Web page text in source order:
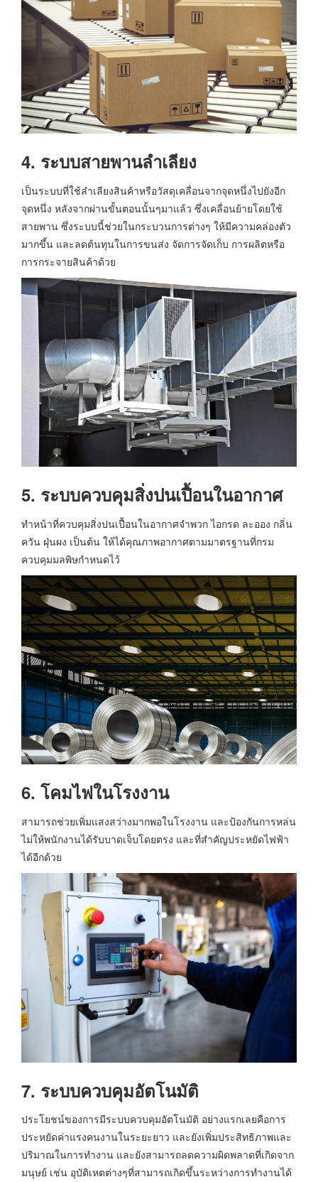
4. ระบบสายพานลำเลียง
เป็นระบบที่ใช้ลำเลียงสินค้าหรือวัสดุเคลื่อนจากจุดหนึ่งไปยังอีก
จุดหนึ่ง หลังจากผ่านขั้นตอนนั้นๆมาแล้ว ซึ่งเคลื่อนย้ายโดยใช้
สายพาน ซึ่งระบบนี้ช่วยในกระบวนการต่างๆ ให้มีความคล่องตัว
มากขึ้น และลดต้นทุนในการขนส่ง จัดการจัดเก็บ การผลิตหรือ
การกระจายสินค้าด้วย
5. ระบบควบคุมสิ่งปนเปื้อนในอากาศ
ทำหน้าที่ควบคุมสิ่งปนเปื้อนในอากาศจำพวก ไอกรด ละออง กลิ่น
ควัน ฝุ่นผง เป็นต้น ให้ได้คุณภาพอากาศตามมาตรฐานที่กรม
ควบคุมมลพิษกำหนดไว้
6. โคมไฟในโรงงาน
สามารถช่วยเพิ่มแสงสว่างมากพอในโรงงาน และป้องกันการหล่น
ไม่ให้พนักงานได้รับบาดเจ็บโดยตรง และที่สำคัญประหยัดไฟฟ้า
ได้อีกด้วย
7. ระบบควบคุมอัตโนมัติ
ประโยชน์ของการมีระบบควบคุมอัตโนมัติ อย่างแรกเลยคือการ
ประหยัดค่าแรงคนงานในระยะยาว และยังเพิ่มประสิทธิภาพและ
ปริมาณในการทำงาน และยังสามารถลดความผิดพลาดที่เกิดจาก
มนุษย์ เช่น อุบัติเหตต่างๆที่สามารถเกิดขึ้นระหว่างการทำงานได้